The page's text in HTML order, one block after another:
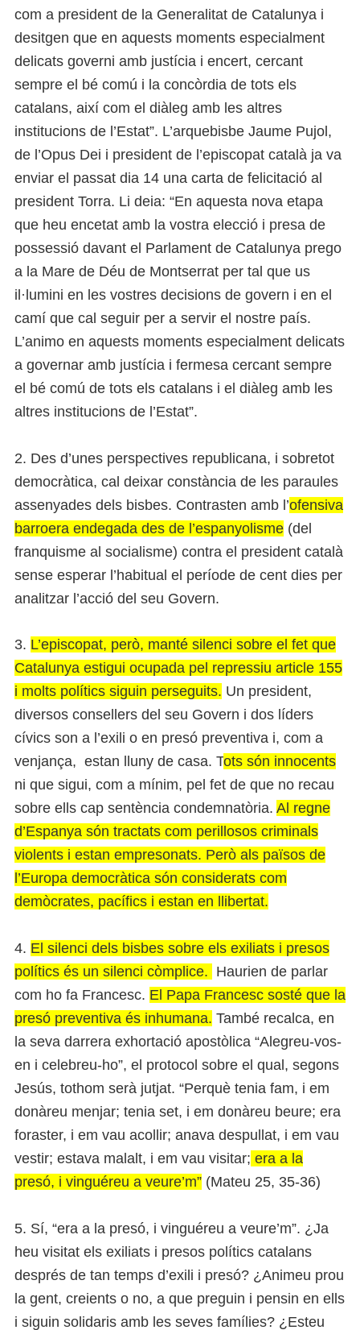
com a president de la Generalitat de Catalunya i
desitgen que en aquests moments especialment
delicats governi amb justícia i encert, cercant
sempre el bé comú i la concòrdia de tots els
catalans, així com el diàleg amb les altres
institucions de l’Estat”. L’arquebisbe Jaume Pujol,
de l’Opus Dei i president de l’episcopat català ja va
enviar el passat dia 14 una carta de felicitació al
president Torra. Li deia: “En aquesta nova etapa
que heu encetat amb la vostra elecció i presa de
possessió davant el Parlament de Catalunya prego
a la Mare de Déu de Montserrat per tal que us
il·lumini en les vostres decisions de govern i en el
camí que cal seguir per a servir el nostre país.
L’animo en aquests moments especialment delicats
a governar amb justícia i fermesa cercant sempre
el bé comú de tots els catalans i el diàleg amb les
altres institucions de l’Estat”.
2. Des d’unes perspectives republicana, i sobretot
democràtica, cal deixar constància de les paraules
assenyades dels bisbes. Contrasten amb l’ofensiva
barroera endegada des de l’espanyolisme (del
franquisme al socialisme) contra el president català
sense esperar l’habitual el període de cent dies per
analitzar l’acció del seu Govern.
3. L’episcopat, però, manté silenci sobre el fet que
Catalunya estigui ocupada pel repressiu article 155
i molts polítics siguin perseguits. Un president,
diversos consellers del seu Govern i dos líders
cívics son a l’exili o en presó preventiva i, com a
venjança, estan lluny de casa. Tots són innocents
ni que sigui, com a mínim, pel fet de que no recau
sobre ells cap sentència condemnatòria. Al regne
d’Espanya són tractats com perillosos criminals
violents i estan empresonats. Però als països de
l’Europa democràtica són considerats com
demòcrates, pacífics i estan en llibertat.
4. El silenci dels bisbes sobre els exiliats i presos
polítics és un silenci còmplice. Haurien de parlar
com ho fa Francesc. El Papa Francesc sosté que la
presó preventiva és inhumana. També recalca, en
la seva darrera exhortació apostòlica “Alegreu-vos-
en i celebreu-ho”, el protocol sobre el qual, segons
Jesús, tothom serà jutjat. “Perquè tenia fam, i em
donàreu menjar; tenia set, i em donàreu beure; era
foraster, i em vau acollir; anava despullat, i em vau
vestir; estava malalt, i em vau visitar; era a la
presó, i vinguéreu a veure’m” (Mateu 25, 35-36)
5. Sí, “era a la presó, i vinguéreu a veure’m”. ¿Ja
heu visitat els exiliats i presos polítics catalans
després de tan temps d’exili i presó? ¿Animeu prou
la gent, creients o no, a que preguin i pensin en ells
i siguin solidaris amb les seves famílies? ¿Esteu